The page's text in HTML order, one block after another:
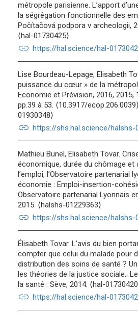
métropole parisienne. L’apport
la ségrégation fonctionnelle des
Počítačová podpora v archeologii,
⟨hal-01730425⟩
link https://hal.science/hal-
Lise Bourdeau-Lepage, Elisabeth
puissance du cœur » de la
Economie et Prévision, 2016, 2015,
pp.39 à 53. ⟨10.3917/
01930348⟩
link https://shs.hal.science/halshs-
Mathieu Bunel, Elisabeth Tovar.
économique, durée du chômage et
l’emploi, l’Observatoire partenarial
économie : Emploi-insertion-
Observatoire partenarial Lyonnais
2015. ⟨halshs-01229363⟩
link https://shs.hal.science/halshs-
Élisabeth Tovar. L'avis du bien
compter que celui du malade pour
distribution des soins de santé ?
les théories de la justice sociale..
la santé : Sève, 2014. ⟨hal-
link https://hal.science/hal-